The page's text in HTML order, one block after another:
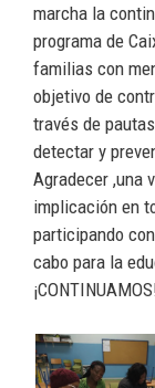
marcha la
programa de
familias con
objetivo de
través de
detectar y
Agradecer ,una
implicación en
participando
cabo para la